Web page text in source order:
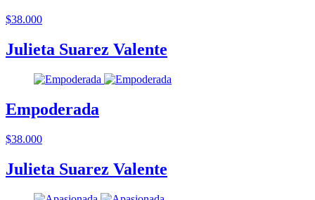
$38.000
Julieta Suarez Valente
Empoderada
$38.000
Julieta Suarez Valente